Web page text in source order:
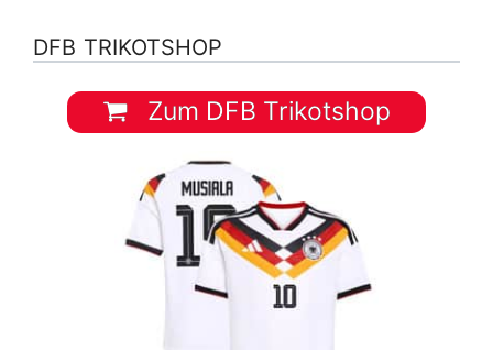
DFB TRIKOTSHOP
Zum DFB Trikotshop